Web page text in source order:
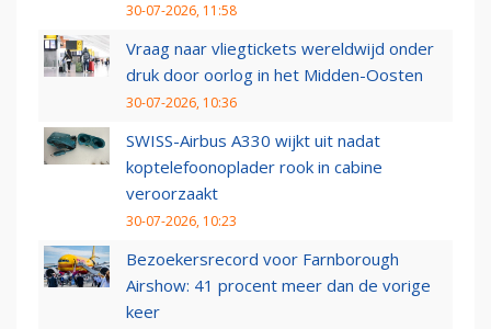
30-07-2026, 11:58
Vraag naar vliegtickets wereldwijd onder
druk door oorlog in het Midden-Oosten
30-07-2026, 10:36
SWISS-Airbus A330 wijkt uit nadat
koptelefoonoplader rook in cabine
veroorzaakt
30-07-2026, 10:23
Bezoekersrecord voor Farnborough
Airshow: 41 procent meer dan de vorige
keer